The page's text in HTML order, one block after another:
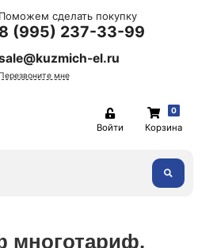
Поможем сделать покупку
8 (995) 237-33-99
el.ru
Перезвоните мне
Войти
0
Корзина
многотариф.